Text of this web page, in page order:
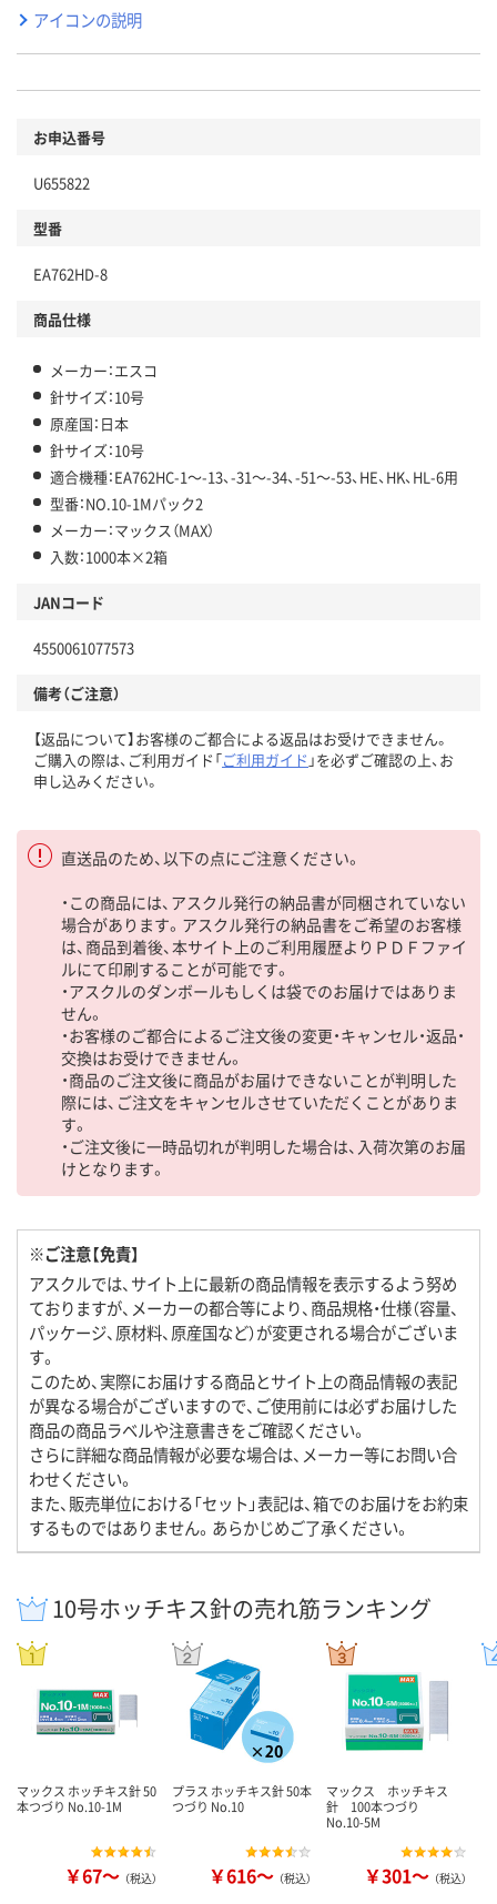
アイコンの説明
お申込番号
U655822
型番
EA762HD-8
商品仕様
メーカー：エスコ
針サイズ：10号
原産国：日本
針サイズ：10号
適合機種：EA762HC-1～-13、-31～-34、-51～-53、HE、HK、HL-6用
型番：NO.10-1Mパック2
メーカー：マックス（MAX）
入数：1000本×2箱
JANコード
4550061077573
備考（ご注意）
【返品について】お客様のご都合による返品はお受けできません。
ご購入の際は、ご利用ガイド「ご利用ガイド 」を必ずご確認の上、お
申し込みください。
直送品のため、以下の点にご注意ください。
・この商品には、アスクル発行の納品書が同梱されていない
場合があります。アスクル発行の納品書をご希望のお客様
は、商品到着後、本サイト上のご利用履歴よりＰＤＦファイ
ルにて印刷することが可能です。
・アスクルのダンボールもしくは袋でのお届けではありま
せん。
・お客様のご都合によるご注文後の変更・キャンセル・返品・
交換はお受けできません。
・商品のご注文後に商品がお届けできないことが判明した
際には、ご注文をキャンセルさせていただくことがありま
す。
・ご注文後に一時品切れが判明した場合は、入荷次第のお届
けとなります。
※ご注意【免責】
アスクルでは、サイト上に最新の商品情報を表示するよう努め
ておりますが、メーカーの都合等により、商品規格・仕様（容量、
パッケージ、原材料、原産国など）が変更される場合がございま
す。
このため、実際にお届けする商品とサイト上の商品情報の表記
が異なる場合がございますので、ご使用前には必ずお届けした
商品の商品ラベルや注意書きをご確認ください。
さらに詳細な商品情報が必要な場合は、メーカー等にお問い合
わせください。
また、販売単位における「セット」表記は、箱でのお届けをお約束
するものではありません。あらかじめご了承ください。
10号ホッチキス針の売れ筋ランキング
マックス ホッチキス針 50
本つづり No.10-1M
￥67～ （税込）
プラス ホッチキス針 50本
つづり No.10
￥616～ （税込）
マックス ホッチキス
針 100本つづり
No.10-5M
￥301～ （税込）